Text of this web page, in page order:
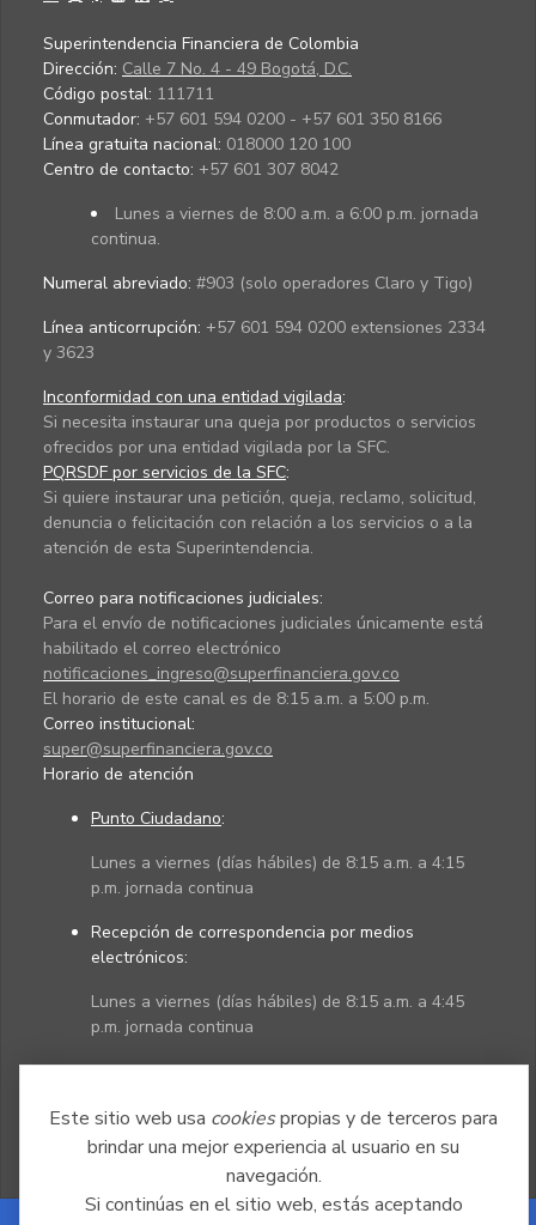
Este sitio web usa cookiespropias y de terceros para
brindar una mejor experiencia al usuario en su
navegación.
Si continúas en el sitio web, estás aceptando
Superintendencia Financiera de Colombia
Dirección: Calle 7 No. 4 - 49 Bogotá, D.C.
Código postal: 111711
Conmutador: +57 601 594 0200 - +57 601 350 8166
Línea gratuita nacional: 018000 120 100
Centro de contacto: +57 601 307 8042
Lunes a viernes de 8:00 a.m. a 6:00 p.m. jornada
continua.
Numeral abreviado: #903 (solo operadores Claro y Tigo)
Línea anticorrupción: +57 601 594 0200 extensiones 2334
y 3623
Inconformidad con una entidad vigilada:
Si necesita instaurar una queja por productos o servicios
ofrecidos por una entidad vigilada por la SFC.
PQRSDF por servicios de la SFC:
Si quiere instaurar una petición, queja, reclamo, solicitud,
denuncia o felicitación con relación a los servicios o a la
atención de esta Superintendencia.
Correo para notificaciones judiciales:
Para el envío de notificaciones judiciales únicamente está
habilitado el correo electrónico
notificaciones_ingreso@superfinanciera.gov.co
El horario de este canal es de 8:15 a.m. a 5:00 p.m.
Correo institucional:
super@superfinanciera.gov.co
Horario de atención
Punto Ciudadano:
Lunes a viernes (días hábiles) de 8:15 a.m. a 4:15
p.m. jornada continua
Recepción de correspondencia por medios
electrónicos:
Lunes a viernes (días hábiles) de 8:15 a.m. a 4:45
p.m. jornada continua